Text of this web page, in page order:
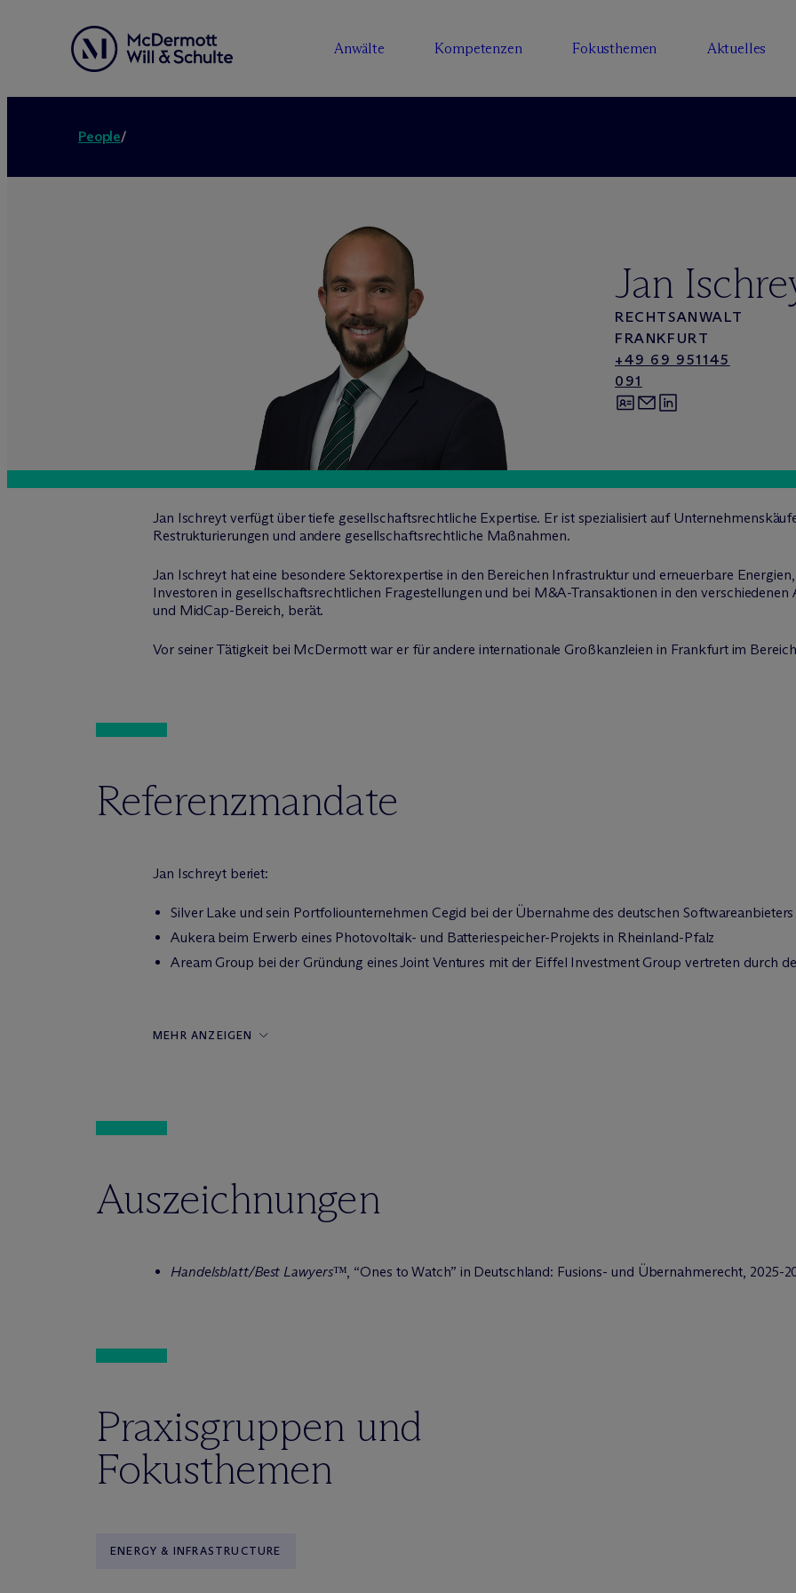
Anwälte Kompetenzen Fokusthemen Aktuelles
People/
Jan
RECHTSANWALT
FRANKFURT
+49 69 951145
091
Jan Ischreyt verfügt über tiefe gesellschaftsrechtliche Expertise. Er ist spezialisiert auf
Restrukturierungen und andere gesellschaftsrechtliche Maßnahmen.
Jan Ischreyt hat eine besondere Sektorexpertise in den Bereichen Infrastruktur und erneuerbare
Investoren in gesellschaftsrechtlichen Fragestellungen und bei M&A-Transaktionen in den verschiedenen
und MidCap-Bereich, berät.
Vor seiner Tätigkeit bei McDermott war er für andere internationale Großkanzleien in Frankfurt im
Referenzmandate
Jan Ischreyt beriet:
Silver Lake und sein Portfoliounternehmen Cegid bei der Übernahme des deutschen
Aukera beim Erwerb eines Photovoltaik- und Batteriespeicher-Projekts in Rheinland-Pfalz
Aream Group bei der Gründung eines Joint Ventures mit der Eiffel Investment Group vertreten durch
MEHR ANZEIGEN
Auszeichnungen
Handelsblatt/Best Lawyers™, “Ones to Watch” in Deutschland: Fusions- und Übernahmerecht, 2025-
Praxisgruppen und
Fokusthemen
ENERGY & INFRASTRUCTURE